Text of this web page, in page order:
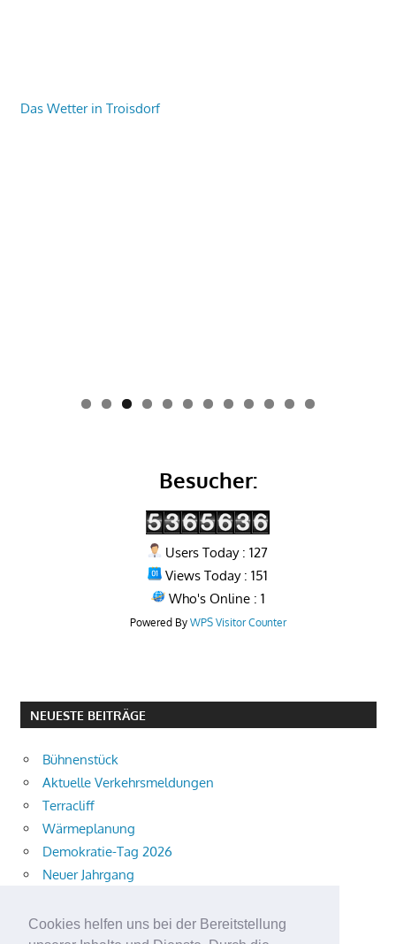
Cookies helfen uns bei der Bereitstellung
Das Wetter in Troisdorf
0 1 2
Besucher:
Users Today : 127
Views Today : 151
Who's Online : 1
Powered By WPS Visitor Counter
NEUESTE BEITRÄGE
Bühnenstück
Aktuelle Verkehrsmeldungen
Terracliff
Wärmeplanung
Demokratie-Tag 2026
Neuer Jahrgang
Neue Auszubildende starten